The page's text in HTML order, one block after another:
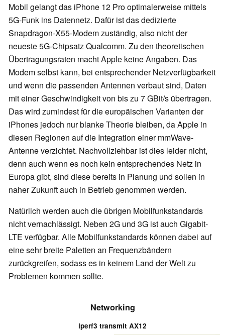
Mobil gelangt das iPhone 12 Pro optimalerweise mittels
5G-Funk ins Datennetz. Dafür ist das dedizierte
Snapdragon-X55-Modem zuständig, also nicht der
neueste 5G-Chipsatz Qualcomm. Zu den theoretischen
Übertragungsraten macht Apple keine Angaben. Das
Modem selbst kann, bei entsprechender Netzverfügbarkeit
und wenn die passenden Antennen verbaut sind, Daten
mit einer Geschwindigkeit von bis zu 7 GBit/s übertragen.
Das wird zumindest für die europäischen Varianten der
iPhones jedoch nur blanke Theorie bleiben, da Apple in
diesen Regionen auf die Integration einer mmWave-
Antenne verzichtet. Nachvollziehbar ist dies leider nicht,
denn auch wenn es noch kein entsprechendes Netz in
Europa gibt, sind diese bereits in Planung und sollen in
naher Zukunft auch in Betrieb genommen werden.
Natürlich werden auch die übrigen Mobilfunkstandards
nicht vernachlässigt. Neben 2G und 3G ist auch Gigabit-
LTE verfügbar. Alle Mobilfunkstandards können dabei auf
eine sehr breite Paletten an Frequenzbändern
zurückgreifen, sodass es in keinem Land der Welt zu
Problemen kommen sollte.
Networking
iperf3 transmit AX12